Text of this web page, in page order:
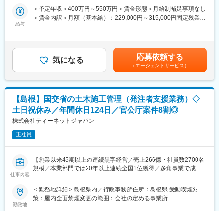
※お住まいや希望を踏まえ、勤務先を決定します。U・Iターン歓
迎！
・主な取引先：国土交通省、農林水産省、地方自治体、鉄道運輸
機構、各種団体、大手ゼネコン
・実績事例：瀬戸大橋、四国 国道改築工事、南三陸町護岸工事・
東日本大震災復興、他多数
・在籍人数：全国9支社にて約1,000名以上の技術が活躍しており
ます！中途入社者、多数活躍中！
【ワークライフバランスが整う環境】
◎みなし公務員とも呼ばれるのが発注者支援業務です！
◎官公庁は「働き方改革」を推進する立場にあるので、残業は少
ない傾向です！社内・社外業務比率もほぼ50:50と、室内での事務
変更の範囲：会社の定める業務
インフラなど大規模な案件を担当することが多く、公共工事が円
滑に進むよう発注者支援業務を担当していただきます。
川・道路工事等）の発注者側の業務をサポートすることです。
発注者が実施する工事の積算や確認・検査などの業務を補助支援
します。
【具体的な業務】
・公共事業における各種資料作成や工事費用の算出補助
・工事を実行するために必要な資料作成
・工事の施工状況チェック
・工事検査などへの参加・立ち合い
ただけます。
発注者支援業務ならではのやり方は、OJTで先輩が丁寧に指導し
ワークライフバランス良く働くことが可能な職場です。
給与
＜予定年収＞400万円～550万円＜賃金形態＞月給制補足事項なし
＜賃金内訳＞月額（基本給）：229,000円～315,000円固定残業手
＞上記予定年収はこれまでのご経験・年齢・スキルなどを考慮の
上で最終決定いたします。■昇給：年1回（7月）■賞与：年2回（6
月、12月 ）■モデル年収：540万円／35歳・経験10年…月額35万
円＋残業手当・一律手当賃金はあくまでも目安の金額であり、選
考を通じて上下する可能性があります。月給(月額)は固定手当を含
めた表記です。
気になる 応募依頼する
（エージェントサービス）
【島根】国交省の土木施工管理（発注者支援業務）◇
土日祝休み／年間休日124日／官公庁案件8割◎
株式会社ティーネットジャパン
正社員
仕事内容
【創業以来45期以上の連続黒字経営／売上266億・社員数2700名
規模／本業部門では20年以上連続全国1位獲得／多角事業で成長
【職務概要】
勤務地
＜勤務地詳細＞島根県内／行政事務所住所：島根県 受動喫煙対
策：屋内全面禁煙変更の範囲：会社の定める事業所